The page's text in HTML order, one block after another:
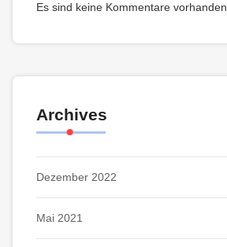
Es sind keine Kommentare vorhanden.
Archives
Dezember 2022
Mai 2021